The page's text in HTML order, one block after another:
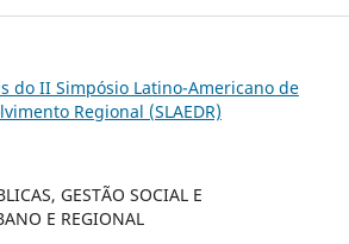
do II Simpósio Latino-Americano de
Regional (SLAEDR)
GESTÃO SOCIAL E
E REGIONAL